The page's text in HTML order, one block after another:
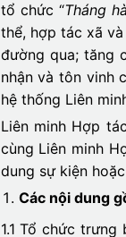
tổ chức “Tháng
thể, hợp tác xã
đường qua; tăng
nhận và tôn vinh
hệ thống Liên
Liên minh Hợp
cùng Liên minh
dung sự kiện
Các nội dung
1.1 Tổ chức